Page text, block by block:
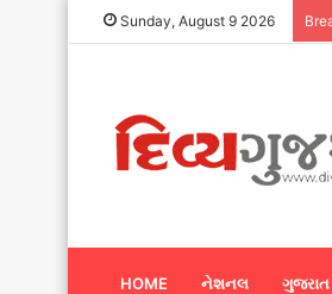
Sunday, August 9 2026
HOME નેશનલ ગુજરાત